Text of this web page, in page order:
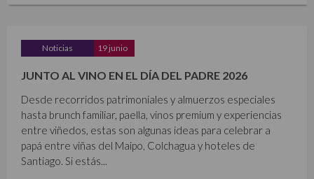
Noticias 19 junio
JUNTO AL VINO EN EL DÍA DEL PADRE 2026
Desde recorridos patrimoniales y almuerzos especiales
hasta brunch familiar, paella, vinos premium y experiencias
entre viñedos, estas son algunas ideas para celebrar a
papá entre viñas del Maipo, Colchagua y hoteles de
Santiago. Si estás...